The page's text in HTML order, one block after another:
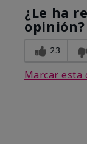
¿Le ha
opinión?
23
Marcar esta